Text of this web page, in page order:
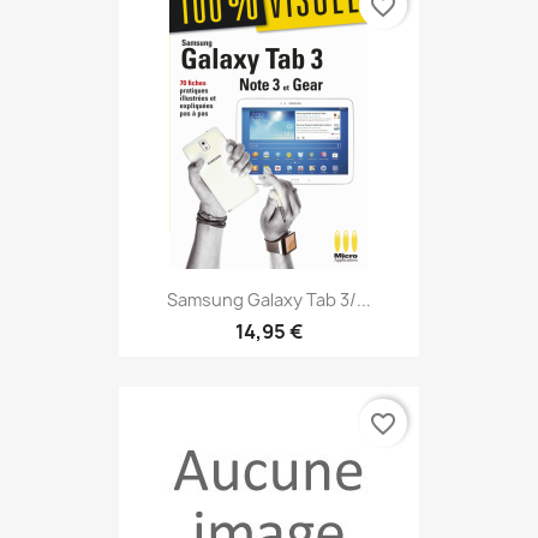
Samsung Galaxy Tab 3/...
14,95 €
favorite_border
favorite_border